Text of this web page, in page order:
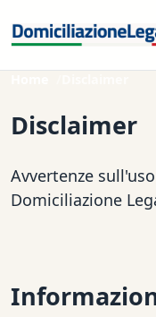
Disclaimer
Avvertenze
Domiciliazione